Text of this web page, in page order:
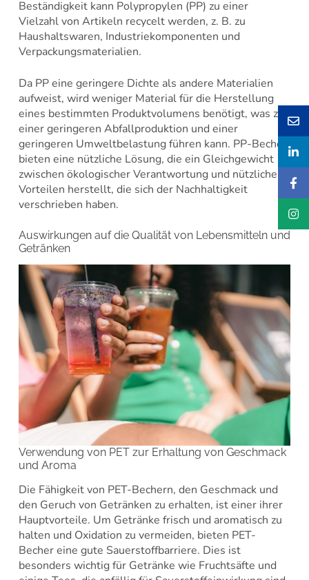
Beständigkeit kann Polypropylen (PP) zu einer
Vielzahl von Artikeln recycelt werden, z. B. zu
Haushaltswaren, Industriekomponenten und
Verpackungsmaterialien.
Da PP eine geringere Dichte als andere Materialien
aufweist, wird weniger Material für die Herstellung
eines bestimmten Produktvolumens benötigt, was zu
einer geringeren Abfallproduktion und einer
geringeren Umweltbelastung führen kann. PP-Becher
bieten eine nützliche Lösung, die ein Gleichgewicht
zwischen ökologischer Verantwortung und nützlichen
Vorteilen herstellt, die sich der Nachhaltigkeit
verschrieben haben.
Auswirkungen auf die Qualität von Lebensmitteln und
Getränken
Verwendung von PET zur Erhaltung von Geschmack
und Aroma
Die Fähigkeit von PET-Bechern, den Geschmack und
den Geruch von Getränken zu erhalten, ist einer ihrer
Hauptvorteile. Um Getränke frisch und aromatisch zu
halten und Oxidation zu vermeiden, bieten PET-
Becher eine gute Sauerstoffbarriere. Dies ist
besonders wichtig für Getränke wie Fruchtsäfte und